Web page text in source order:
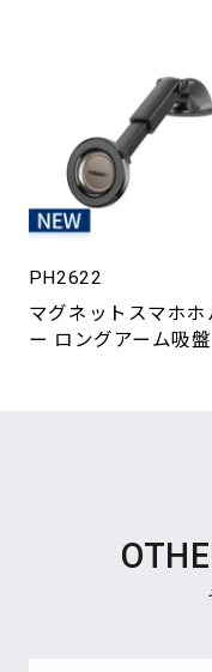
PH2622
マグネットスマホホ
ー ロングアーム吸盤